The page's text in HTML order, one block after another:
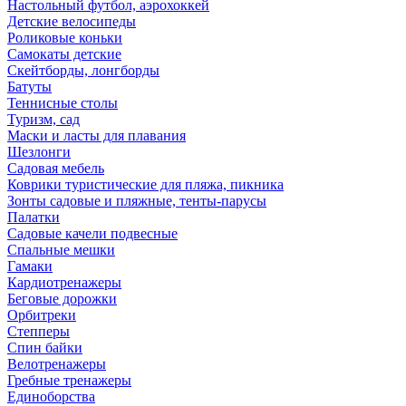
Настольный футбол, аэрохоккей
Детские велосипеды
Роликовые коньки
Самокаты детские
Скейтборды, лонгборды
Батуты
Теннисные столы
Туризм, сад
Маски и ласты для плавания
Шезлонги
Садовая мебель
Коврики туристические для пляжа, пикника
Зонты садовые и пляжные, тенты-парусы
Палатки
Садовые качели подвесные
Спальные мешки
Гамаки
Кардиотренажеры
Беговые дорожки
Орбитреки
Степперы
Спин байки
Велотренажеры
Гребные тренажеры
Единоборства